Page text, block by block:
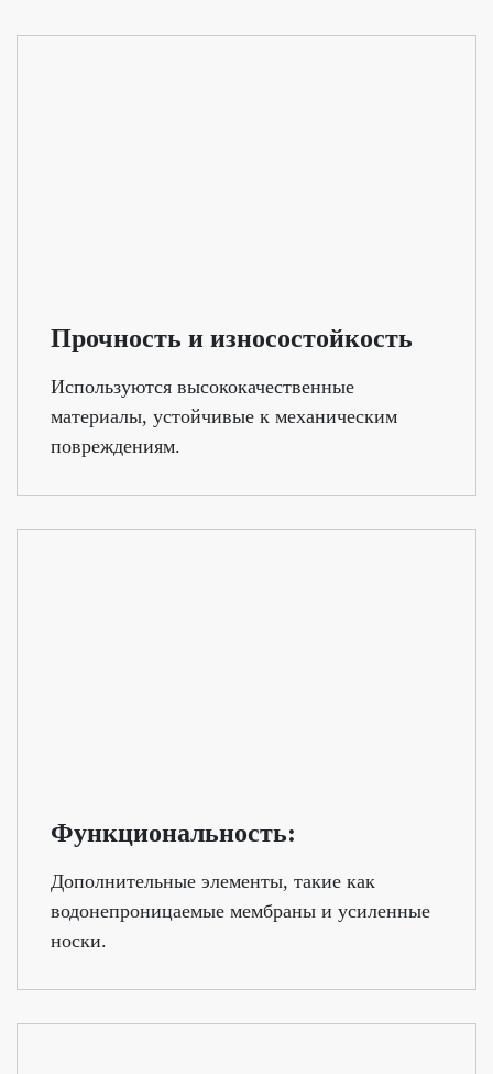
Прочность и износостойкость
Используются высококачественные
материалы, устойчивые к механическим
повреждениям.
Функциональность:
Дополнительные элементы, такие как
водонепроницаемые мембраны и усиленные
носки.